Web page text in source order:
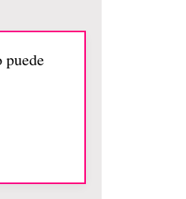
puede